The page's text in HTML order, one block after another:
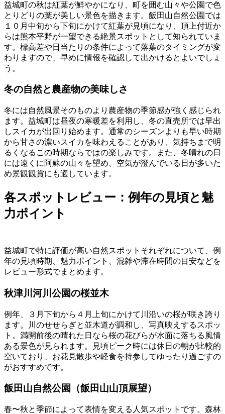
益城町の秋は紅葉が鮮やかになり、町を囲む山々や公園で色
とりどりの葉が美しい景色を描きます。飯田山自然公園では
１０月中旬から下旬にかけて紅葉が見頃になり、頂上付近か
らは熊本平野が一望できる絶景スポットとして知られていま
す。標高差や日当たりの条件によって落葉のタイミングが変
わりますので、早めに情報を確認して出かけるとよいでしょ
う。
冬の自然と農産物の美味しさ
冬には自然風景そのものより農産物の季節感が強く感じられ
ます。益城町は昼夜の寒暖差を利用し、冬の直売所では早出
しスイカが出回り始めます。通常のシーズンよりも早い時期
から甘さの濃いスイカを味わえることがあり、気持ちまで明
るくなるこの時期ならではの楽しみです。また、冬晴れの日
には遠くに阿蘇の山々を望め、空気が澄んでいる日が多いた
め景観観賞にも適しています。
各スポットレビュー：例年の見頃と魅
力ポイント
益城町で特に評価が高い自然スポットそれぞれについて、例
年の見頃時期、魅力ポイント、混雑や滞在時間の目安などを
レビュー形式でまとめます。
秋津川河川公園の桜並木
例年、３月下旬から４月上旬にかけて川沿いの桜が咲き誇り
ます。川のせせらぎと並木道が調和し、写真映えするスポッ
ト。満開前後の晴れた日なら桜の花びらが水面に落ちる風情
ある景色が見られます。見頃ピーク時には休日の朝が比較的
空いており、お花見散歩や軽食を持参してゆったり過ごすの
がおすすめです。
飯田山自然公園（飯田山山頂展望）
春〜秋と季節によって表情を変える人気スポットです。森林